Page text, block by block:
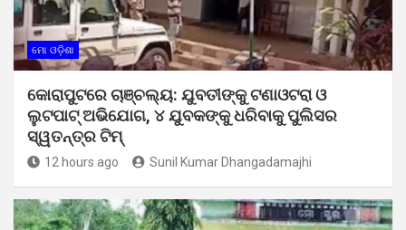
ମୋ ଓଡ଼ିଶା
କୋରାପୁଟରେ ଚାଞ୍ଚଲ୍ୟ: ଯୁବତୀଙ୍କୁ ଟଣାଓଟରା ଓ
ଲୁଟପାଟ୍ ଅଭିଯୋଗ, ୪ ଯୁବକଙ୍କୁ ଧରିବାକୁ ପୁଲିସର
ସ୍ୱତନ୍ତ୍ର ଟିମ୍
12 hours ago Sunil Kumar Dhangadamajhi